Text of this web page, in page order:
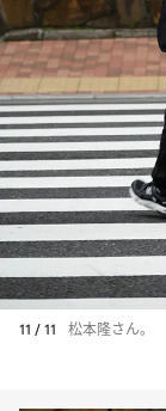
11 / 11 松本隆さん。